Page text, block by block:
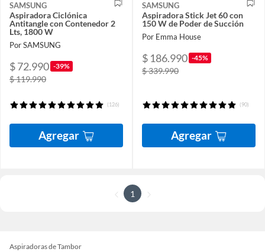
SAMSUNG
Aspiradora Ciclónica
Antitangle con Contenedor 2
Lts, 1800 W
Por SAMSUNG
$ 72.990 -39%
$ 119.990
(126)
Agregar
SAMSUNG
Aspiradora Stick Jet 60 con
150 W de Poder de Succión
Por Emma House
$ 186.990 -45%
$ 339.990
(90)
Agregar
1
Aspiradoras de Tambor